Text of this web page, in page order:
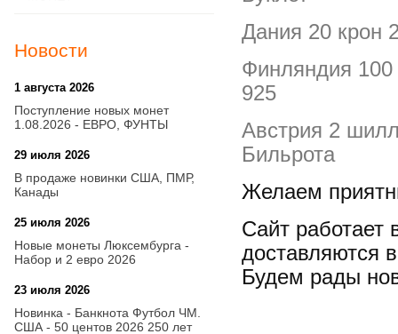
Новости
1 августа 2026
Поступление новых монет
1.08.2026 - ЕВРО, ФУНТЫ
29 июля 2026
В продаже новинки США, ПМР,
Канады
25 июля 2026
Новые монеты Люксембурга -
Набор и 2 евро 2026
23 июля 2026
Новинка - Банкнота Футбол ЧМ.
США - 50 центов 2026 250 лет
Дания 20 крон
Финляндия 100
925
Австрия 2
Бильрота
Желаем
Сайт
доставляются
Будем рады